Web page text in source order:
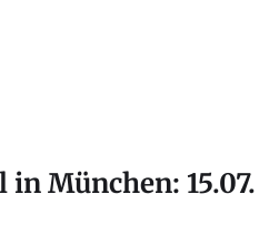
in München: 15.07.